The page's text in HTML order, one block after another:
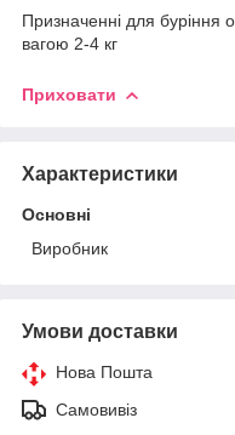
Призначенні для
вагою 2-4 кг
Приховати
Характеристики
Основні
Виробник
Умови доставки
Нова Пошта
Самовивіз